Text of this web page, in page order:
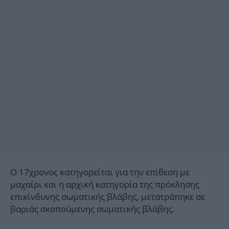
Ο 17χρονος κατηγορείται για την επίθεση με
μαχαίρι και η αρχική κατηγορία της πρόκλησης
επικίνδυνης σωματικής βλάβης, μετατράπηκε σε
βαριάς σκοπούμενης σωματικής βλάβης.